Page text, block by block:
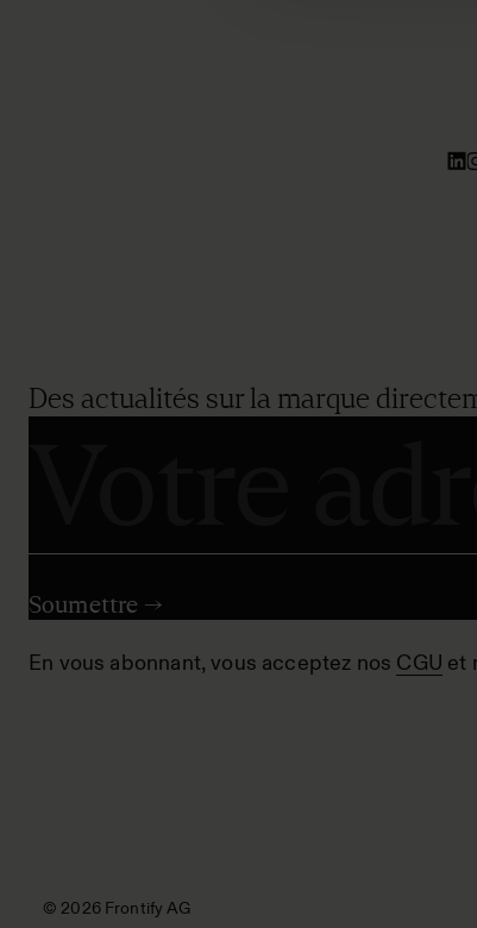
Des actualités sur la marque
En vous abonnant, vous acceptez nos CGU et
© 2026 Frontify AG